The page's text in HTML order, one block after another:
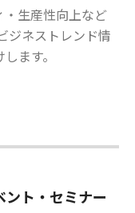
生産性向上など
ジネストレンド情
ます。
ント・セミナー